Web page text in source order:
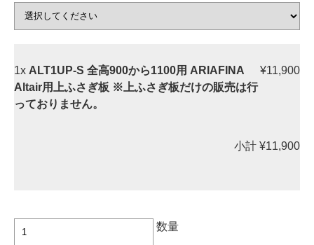
1x ALT1UP-S 全高900から1100用 ARIAFINA
Altair用上ふさぎ板 ※上ふさぎ板だけの販売は行
っておりません。
¥11,900
小計 ¥11,900
数量
ALT1UP-